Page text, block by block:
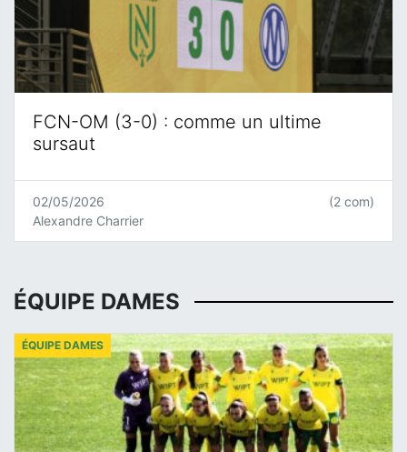
FCN-OM (3-0) : comme un ultime
sursaut
02/05/2026
Alexandre Charrier
(2 com)
ÉQUIPE DAMES
ÉQUIPE DAMES